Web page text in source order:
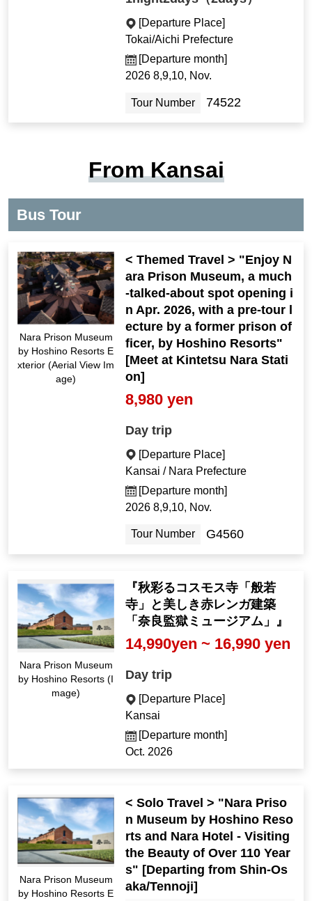
[Departure Place]
Tokai/Aichi Prefecture
[Departure month]
2026 8,9,10, Nov.
Tour Number 74522
From Kansai
Bus Tour
Nara Prison Museum
by Hoshino Resorts E
xterior (Aerial View Im
age)
< Themed Travel > "Enjoy N
ara Prison Museum, a much
-talked-about spot opening i
n Apr. 2026, with a pre-tour l
ecture by a former prison of
ficer, by Hoshino Resorts"
[Meet at Kintetsu Nara Stati
on]
8,980 yen
Day trip
[Departure Place]
Kansai / Nara Prefecture
[Departure month]
2026 8,9,10, Nov.
Tour Number G4560
Nara Prison Museum
by Hoshino Resorts (I
mage)
『秋彩るコスモス寺「般若
寺」と美しき赤レンガ建築
「奈良監獄ミュージアム」』
14,990yen ~ 16,990 yen
Day trip
[Departure Place]
Kansai
[Departure month]
Oct. 2026
Nara Prison Museum
by Hoshino Resorts E
< Solo Travel > "Nara Priso
n Museum by Hoshino Reso
rts and Nara Hotel - Visiting
the Beauty of Over 110 Year
s" [Departing from Shin-Os
aka/Tennoji]